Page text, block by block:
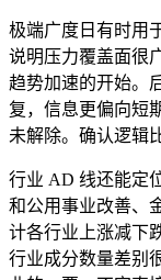
极端广度日有时用
说明压力覆盖面很
趋势加速的开始。
复，信息更偏向短
未解除。确认逻辑
行业 AD 线还能定
和公用事业改善、
计各行业上涨减下
行业成分数量差别